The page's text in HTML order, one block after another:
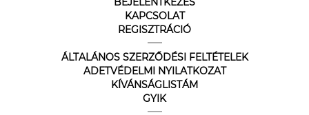
KAPCSOLAT
REGISZTRÁCIÓ
ÁLTALÁNOS SZERZŐDÉSI FELTÉTELEK
ADETVÉDELMI NYILATKOZAT
KÍVÁNSÁGLISTÁM
GYIK